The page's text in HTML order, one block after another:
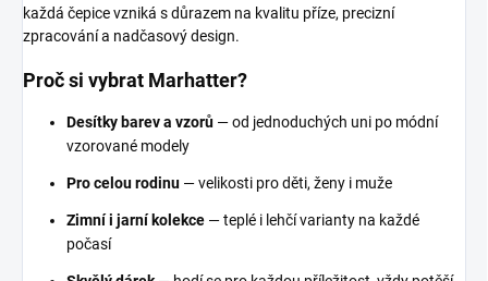
každá čepice vzniká s důrazem na kvalitu příze, precizní
zpracování a nadčasový design.
Proč si vybrat Marhatter?
Desítky barev a vzorů — od jednoduchých uni po módní
vzorované modely
Pro celou rodinu — velikosti pro děti, ženy i muže
Zimní i jarní kolekce — teplé i lehčí varianty na každé
počasí